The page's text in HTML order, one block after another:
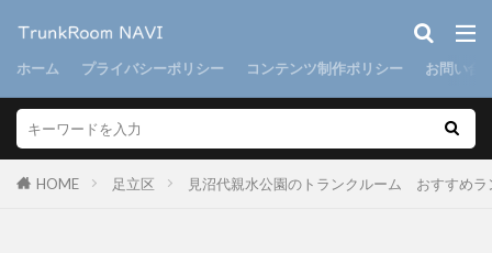
ホーム プライバシーポリシー コンテンツ制作ポリシー お問い合
HOME 足立区 見沼代親水公園のトランクルーム おすすめラ